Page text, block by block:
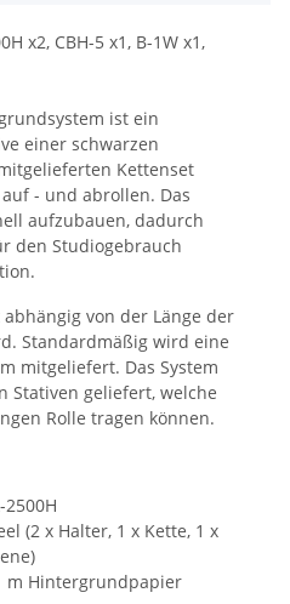
x2, CBH-5 x1, B-1W x1,
ist ein
einer schwarzen
Kettenset
- und abrollen. Das
aufzubauen, dadurch
den Studiogebrauch
von der Länge der
Standardmäßig wird eine
mitgeliefert. Das System
Stativen geliefert, welche
Rolle tragen können.
(2 x Halter, 1 x Kette, 1 x
m Hintergrundpapier